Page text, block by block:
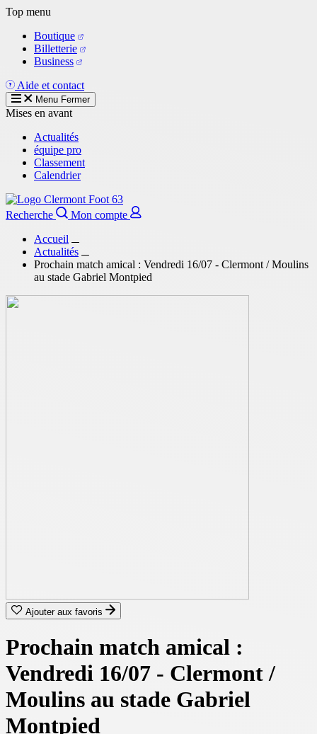
Aller
contenu
principal
Top menu
Boutique
Billetterie
Business
Aide et contact
Menu Fermer
Mises en avant
Actualités
équipe pro
Classement
Calendrier
Recherche
Mon compte
Accueil
Actualités
Prochain match amical : Vendredi 16/07 - Clermont / Moulins
au stade Gabriel Montpied
Ajouter aux favoris
Prochain match amical :
Vendredi 16/07 - Clermont /
Moulins au stade Gabriel
Montpied